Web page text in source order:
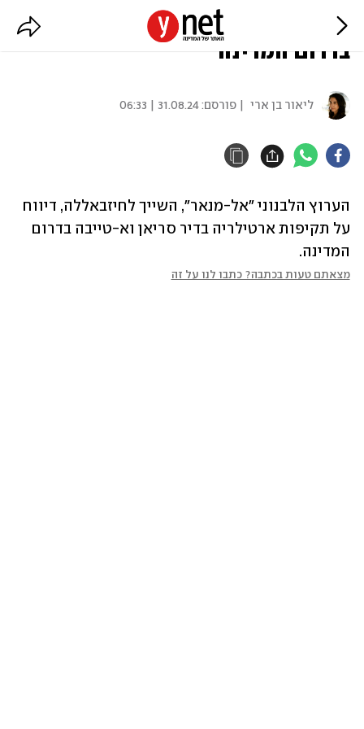
דיווח בלבנון: תקיפות ארטילריה
בדרום המדינה
ליאור בן ארי | פורסם:31.08.24 | 06:33
המדינה.
מצאתם טעות בכתבה? כתבו לנו על זה